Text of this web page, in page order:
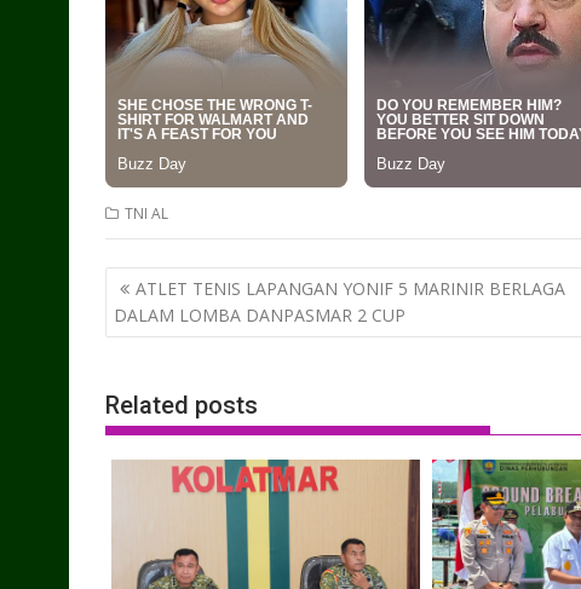
TNI AL
Post
navigation
ATLET TENIS LAPANGAN YONIF 5 MARINIR BERLAGA
DALAM LOMBA DANPASMAR 2 CUP
Related posts